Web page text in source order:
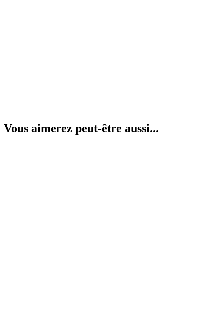
Vous aimerez peut-être aussi...